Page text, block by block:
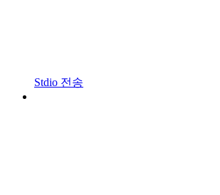
Stdio 전송